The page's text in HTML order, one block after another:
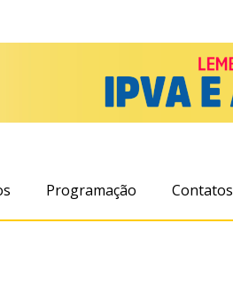
Programação Contatos